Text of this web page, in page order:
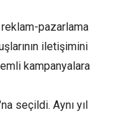
reklam-pazarlama
iletişimini
kampanyalara
seçildi. Aynı yıl